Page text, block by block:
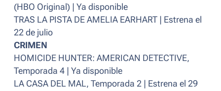
(HBO Original) | Ya disponible
TRAS LA PISTA DE AMELIA EARHART | Estrena el
22 de julio
CRIMEN
HOMICIDE HUNTER: AMERICAN DETECTIVE,
Temporada 4 | Ya disponible
LA CASA DEL MAL, Temporada 2 | Estrena el 29